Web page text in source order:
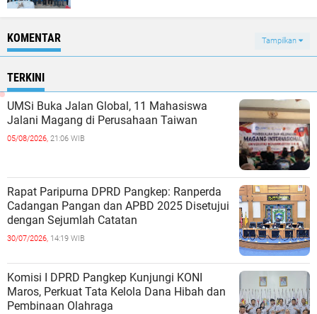
KOMENTAR Tampilkan
TERKINI
UMSi Buka Jalan Global, 11 Mahasiswa
Jalani Magang di Perusahaan Taiwan
05/08/2026, 21:06 WIB
Rapat Paripurna DPRD Pangkep: Ranperda
Cadangan Pangan dan APBD 2025 Disetujui
dengan Sejumlah Catatan
30/07/2026, 14:19 WIB
Komisi I DPRD Pangkep Kunjungi KONI
Maros, Perkuat Tata Kelola Dana Hibah dan
Pembinaan Olahraga